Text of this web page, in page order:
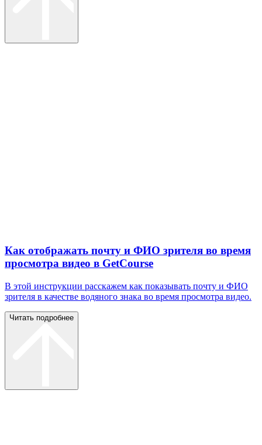
Как отображать почту и ФИО зрителя во время
просмотра видео в GetCourse
В этой инструкции расскажем как показывать почту и ФИО
зрителя в качестве водяного знака во время просмотра видео.
Читать подробнее